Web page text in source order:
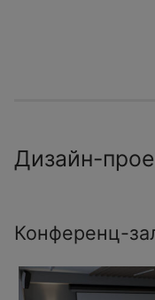
Дизайн-
Конференц-